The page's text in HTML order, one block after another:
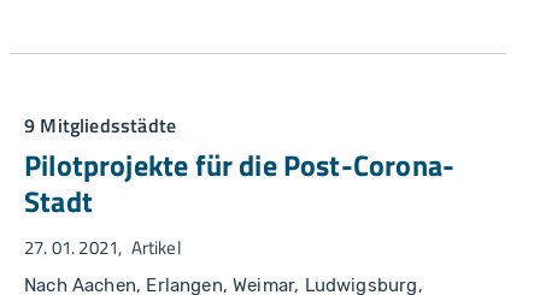
9 Mitgliedsstädte
Pilotprojekte für die Post-Corona-
Stadt
27. 01. 2021 Artikel
Nach Aachen, Erlangen, Weimar, Ludwigsburg,